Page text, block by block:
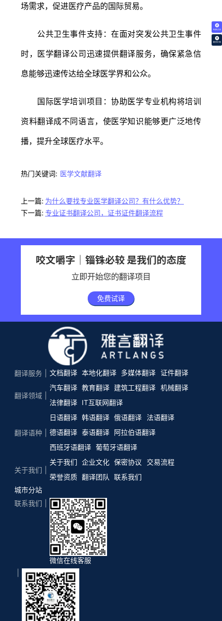
免费试译
翻译价格
场需求，促进医疗产品的国际贸易。
公共卫生事件支持：在面对突发公共卫生事件
时，医学翻译公司迅速提供翻译服务，确保紧急信
息能够迅速传达给全球医学界和公众。
国际医学培训项目：协助医学专业机构将培训
资料翻译成不同语言，使医学知识能够更广泛地传
播，提升全球医疗水平。
热门关键词: 医学文献翻译
上一篇: 为什么要找专业医学翻译公司？有什么优势？
下一篇: 专业证书翻译公司，证书证件翻译流程
咬文嚼字｜锱铢必较 是我们的态度
立即开始您的翻译项目
免费试译
翻译服务 文档翻译 本地化翻译 多媒体翻译 证件翻译
翻译领域
汽车翻译 教育翻译 建筑工程翻译 机械翻译
法律翻译
IT互联网翻译
翻译语种
日语翻译 韩语翻译 俄语翻译
法语翻译
德语翻译 泰语翻译 阿拉伯语翻译
西班牙语翻译 葡萄牙语翻译
关于我们
关于我们 企业文化 保密协议
交易流程
荣誉资质 翻译团队
联系我们
城市分站
联系我们
微信在线客服